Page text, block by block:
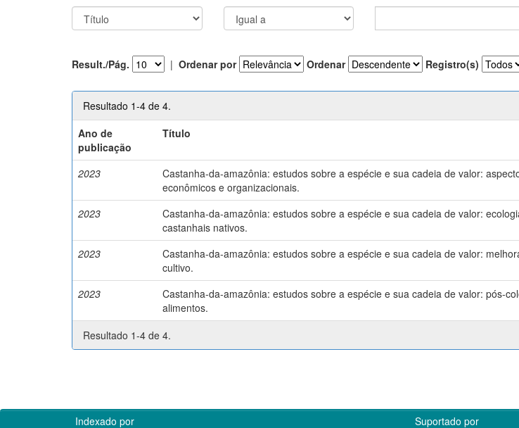
Result./Pág. | Ordenar por Ordenar Registro(s)
Resultado 1-4 de 4.
Ano de
publicação
Título
2023
Castanha-da-amazônia: estudos sobre a espécie e sua cadeia de valor:
econômicos e organizacionais.
2023
Castanha-da-amazônia: estudos sobre a espécie e sua cadeia de valor:
castanhais nativos.
2023
Castanha-da-amazônia: estudos sobre a espécie e sua cadeia de valor:
cultivo.
2023
Castanha-da-amazônia: estudos sobre a espécie e sua cadeia de valor: pós-
alimentos.
Resultado 1-4 de 4.
Indexado por Suportado por